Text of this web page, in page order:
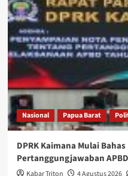
Nasional Papua Barat
DPRK Kaimana Mulai
Pertanggungjawaban
Kabar Triton 4 Agustus 2026